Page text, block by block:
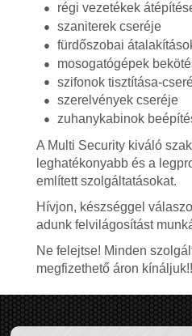
régi vezetékek
szaniterek cseréje
fürdőszobai
mosogatógépek
szifonok tisztítása-
szerelvények cseréje
zuhanykabinok
A Multi Security kiváló
leghatékonyabb és a
említett szolgáltatásokat.
Hívjon, készséggel
adunk felvilágosítást
Ne felejtse! Minden
megfizethető áron kínáljuk!!